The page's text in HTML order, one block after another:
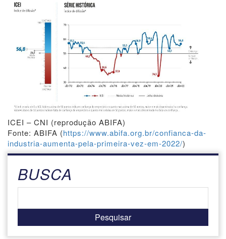
ICEI – CNI (reprodução ABIFA)
Fonte: ABIFA (https://www.abifa.org.br/confianca-da-
industria-aumenta-pela-primeira-vez-em-2022/)
BUSCA